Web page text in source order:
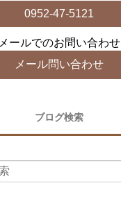
0952-47-5121
メールでのお問い合わせ
メール問い合わせ
ブログ検索